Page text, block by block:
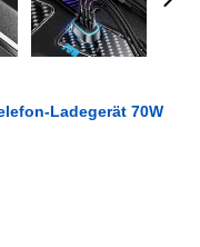
Ladegerät 70W